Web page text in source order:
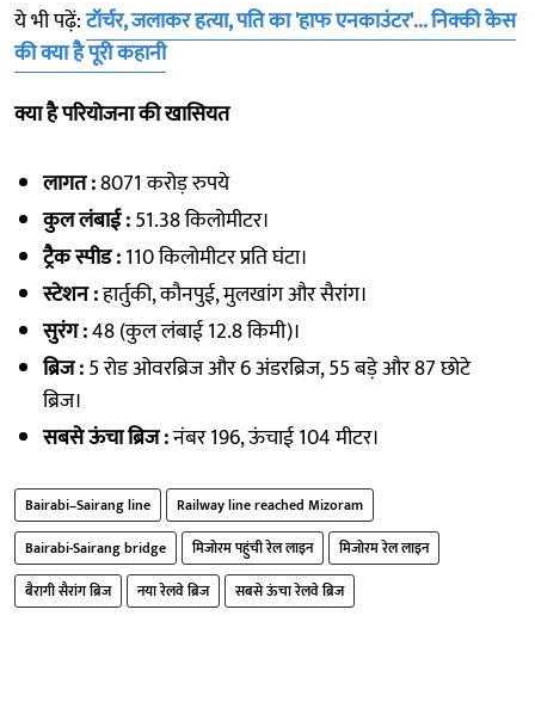
ये भी पढ़ें:टॉर्चर, जलाकर हत्या, पति का 'हाफ एनकाउंटर'... निक्की केस
की क्या है पूरी कहानी
क्या है परियोजना की खासियत
लागत :8071 करोड़ रुपये
कुल लंबाई :51.38 किलोमीटर।
ट्रैक स्पीड :110 किलोमीटर प्रति घंटा।
स्टेशन :हार्तुकी, कौनपुई, मुलखांग और सैरांग।
सुरंग :48 (कुल लंबाई 12.8 किमी)।
ब्रिज :5 रोड ओवरब्रिज और 6 अंडरब्रिज, 55 बड़े और 87 छोटे
ब्रिज।
सबसे ऊंचा ब्रिज :नंबर 196, ऊंचाई 104 मीटर।
Bairabi–Sairang line
Railway line reached Mizoram
Bairabi-Sairang bridge
मिजोरम पहुंची रेल लाइन
मिजोरम रेल लाइन
बैरागी सैरांग ब्रिज
नया रेलवे ब्रिज सबसे ऊंचा रेलवे ब्रिज